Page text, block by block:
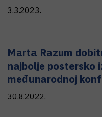
3.3.2023.
Marta Razum
najbolje postersko
međunarodnoj
30.8.2022.